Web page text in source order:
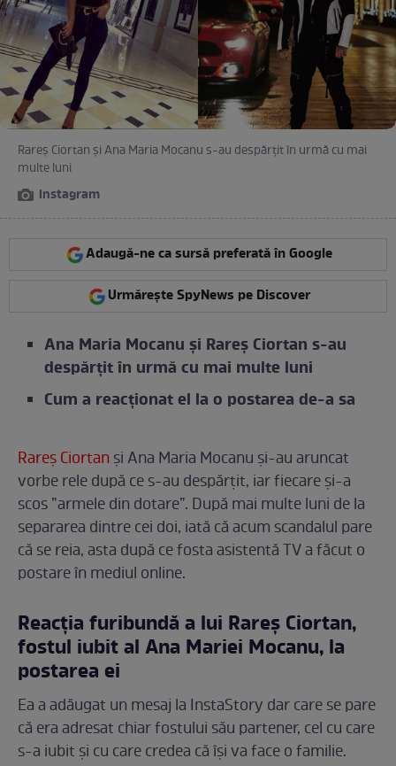
Rareș Ciortan și Ana Maria Mocanu s-au despărțit în urmă cu mai
multe luni
instagram
Adaugă-ne ca sursă preferată în Google
Urmărește SpyNews pe Discover
Ana Maria Mocanu și Rareș Ciortan s-au
despărțit în urmă cu mai multe luni
Cum a reacționat el la o postarea de-a sa
Rareș Ciortanși Ana Maria Mocanu și-au aruncat
vorbe rele după ce s-au despărțit, iar fiecare și-a
scos ”armele din dotare”. După mai multe luni de la
separarea dintre cei doi, iată că acum scandalul pare
că se reia, asta după ce fosta asistentă TV a făcut o
postare în mediul online.
Reacția furibundă a lui Rareș Ciortan,
fostul iubit al Ana Mariei Mocanu, la
postarea ei
Ea a adăugat un mesaj la InstaStory dar care se pare
că era adresat chiar fostului său partener, cel cu care
s-a iubit și cu care credea că își va face o familie.